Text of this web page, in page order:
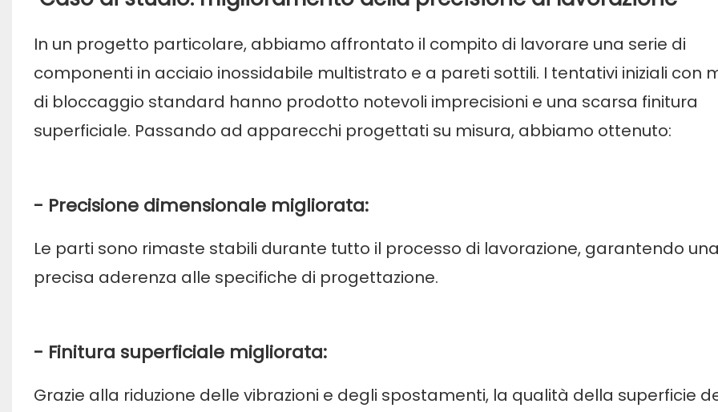
In un progetto particolare, abbiamo affrontato il compito di lavorare una serie di
componenti in acciaio inossidabile multistrato e a pareti sottili. I tentativi iniziali con
di bloccaggio standard hanno prodotto notevoli imprecisioni e una scarsa finitura
superficiale. Passando ad apparecchi progettati su misura, abbiamo ottenuto:
- Precisione dimensionale migliorata:
Le parti sono rimaste stabili durante tutto il processo di lavorazione, garantendo una
precisa aderenza alle specifiche di progettazione.
- Finitura superficiale migliorata:
Grazie alla riduzione delle vibrazioni e degli spostamenti, la qualità della superficie